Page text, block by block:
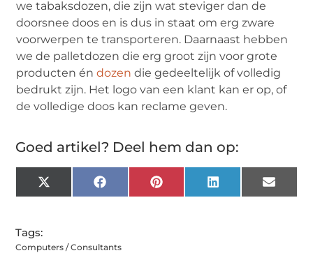
we tabaksdozen, die zijn wat steviger dan de
doorsnee doos en is dus in staat om erg zware
voorwerpen te transporteren. Daarnaast hebben
we de palletdozen die erg groot zijn voor grote
producten éndozen die gedeeltelijk of volledig
bedrukt zijn. Het logo van een klant kan er op, of
de volledige doos kan reclame geven.
Goed artikel? Deel hem dan op:
X
(Twitter)
Facebook Pinterest LinkedIn Email
Tags:
Computers / Consultants